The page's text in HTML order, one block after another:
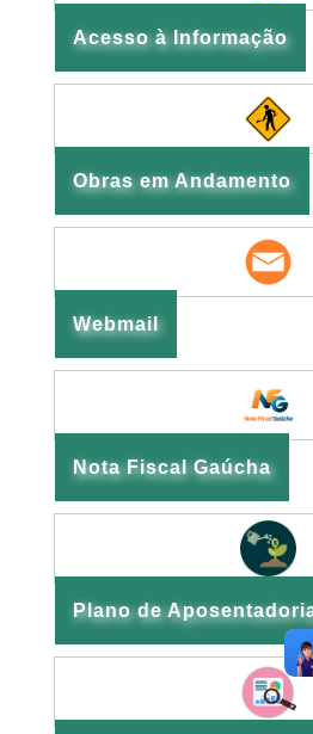
Acesso à Informação
Obras em Andamento
Webmail
Nota Fiscal Gaúcha
Plano de